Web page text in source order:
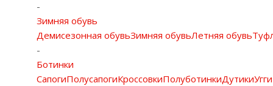
-
Зимняя обувь
Демисезонная обувьЗимняя обувьЛетняя обувь
-
Ботинки
СапогиПолусапогиКроссовкиПолуботинкиДутикиУгги